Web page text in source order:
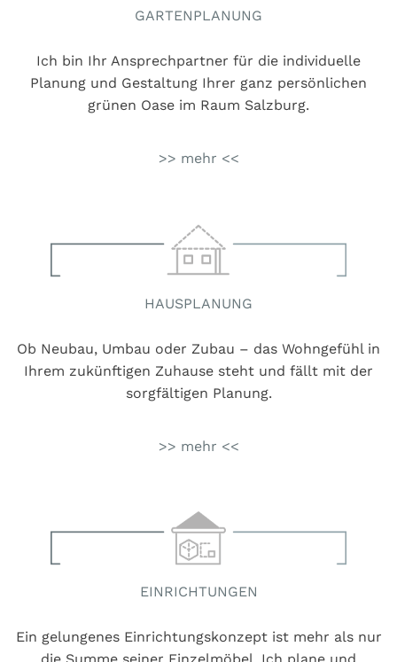
GARTENPLANUNG
Ich bin Ihr Ansprechpartner für die individuelle
Planung und Gestaltung Ihrer ganz persönlichen
grünen Oase im Raum Salzburg.
>> mehr <<
HAUSPLANUNG
Ob Neubau, Umbau oder Zubau – das Wohngefühl in
Ihrem zukünftigen Zuhause steht und fällt mit der
sorgfältigen Planung.
>> mehr <<
EINRICHTUNGEN
Ein gelungenes Einrichtungskonzept ist mehr als nur